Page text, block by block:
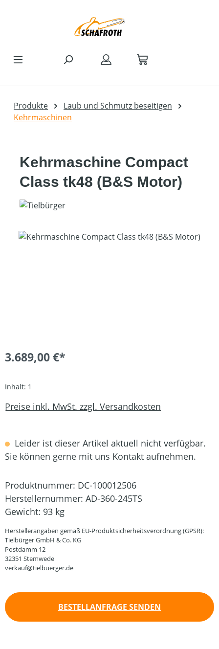
Produkte
Laub und Schmutz beseitigen
Kehrmaschinen
Kehrmaschine Compact
Class tk48 (B&S Motor)
Bildergalerie überspringen
3.689,00 €*
Inhalt: 1
Preise inkl. MwSt. zzgl. Versandkosten
Leider ist dieser Artikel aktuell nicht verfügbar.
Sie können gerne mit uns Kontakt aufnehmen.
Produktnummer: DC-100012506
Herstellernummer: AD-360-245TS
Gewicht: 93 kg
Herstellerangaben gemäß EU-Produktsicherheitsverordnung (GPSR):
Tielbürger GmbH & Co. KG
Postdamm 12
32351 Stemwede
verkauf@tielbuerger.de
BESTELLANFRAGE SENDEN